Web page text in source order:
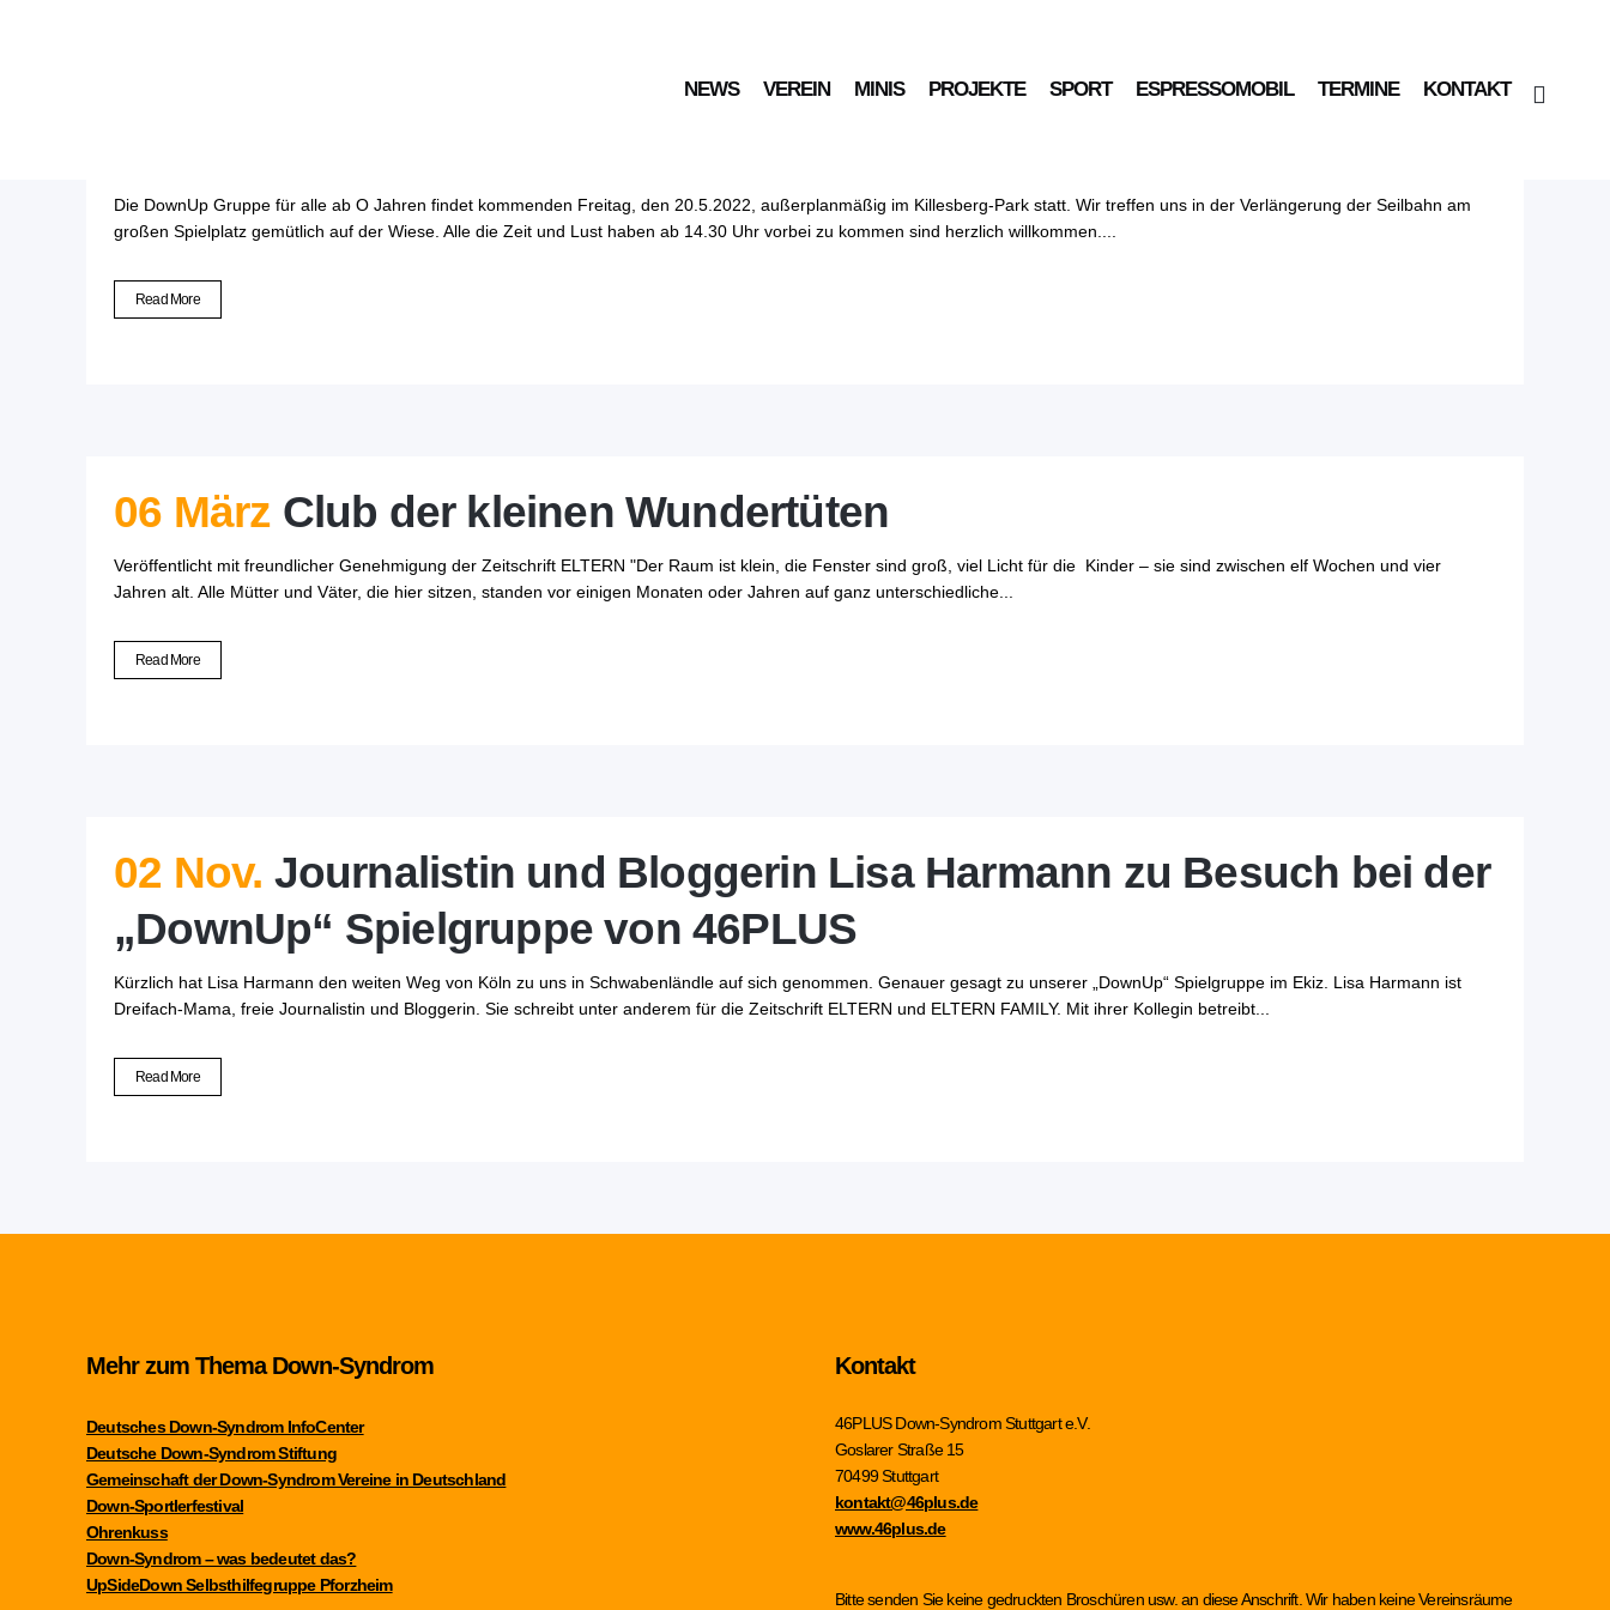
NEWS VEREIN MINIS PROJEKTE SPORT ESPRESSOMOBIL TERMINE KONTAKT
Die DownUp Gruppe für alle ab O Jahren findet kommenden Freitag, den 20.5.2022, außerplanmäßig im Killesberg-Park statt. Wir treffen uns in der Verlängerung der Seilbahn am
großen Spielplatz gemütlich auf der Wiese. Alle die Zeit und Lust haben ab 14.30 Uhr vorbei zu kommen sind herzlich willkommen....
Read More
06 März Club der kleinen Wundertüten
Veröffentlicht mit freundlicher Genehmigung der Zeitschrift ELTERN "Der Raum ist klein, die Fenster sind groß, viel Licht für die Kinder – sie sind zwischen elf Wochen und vier
Jahren alt. Alle Mütter und Väter, die hier sitzen, standen vor einigen Monaten oder Jahren auf ganz unterschiedliche...
Read More
02 Nov. Journalistin und Bloggerin Lisa Harmann zu Besuch bei der
„DownUp“ Spielgruppe von 46PLUS
Kürzlich hat Lisa Harmann den weiten Weg von Köln zu uns in Schwabenländle auf sich genommen. Genauer gesagt zu unserer „DownUp“ Spielgruppe im Ekiz. Lisa Harmann ist
Dreifach-Mama, freie Journalistin und Bloggerin. Sie schreibt unter anderem für die Zeitschrift ELTERN und ELTERN FAMILY. Mit ihrer Kollegin betreibt...
Read More
Mehr zum Thema Down-Syndrom
Deutsches Down-Syndrom InfoCenter
Deutsche Down-Syndrom Stiftung
Gemeinschaft der Down-Syndrom Vereine in Deutschland
Down-Sportlerfestival
Ohrenkuss
Down-Syndrom – was bedeutet das?
UpSideDown Selbsthilfegruppe Pforzheim
Kontakt
46PLUS Down-Syndrom Stuttgart e.V.
Goslarer Straße 15
70499 Stuttgart
kontakt@46plus.de
www.46plus.de
Bitte senden Sie keine gedruckten Broschüren usw. an diese Anschrift. Wir haben keine Vereinsräume